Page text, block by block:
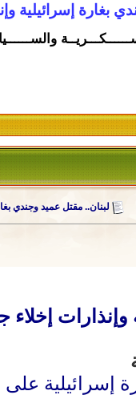
بغارة إسرائيلية
لبنان.. مقتل عميد وجندي
إخلاء
إسرائيلية